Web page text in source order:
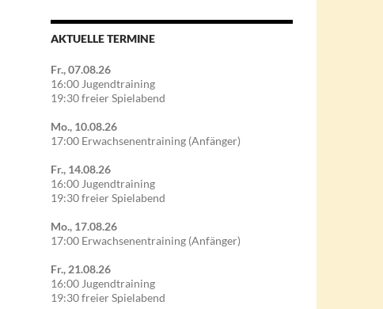
AKTUELLE TERMINE
Fr., 07.08.26
16:00 Jugendtraining
19:30 freier Spielabend
Mo., 10.08.26
17:00 Erwachsenentraining (Anfänger)
Fr., 14.08.26
16:00 Jugendtraining
19:30 freier Spielabend
Mo., 17.08.26
17:00 Erwachsenentraining (Anfänger)
Fr., 21.08.26
16:00 Jugendtraining
19:30 freier Spielabend